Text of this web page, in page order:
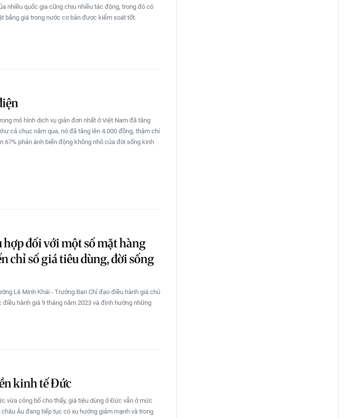
nhiều quốc gia cũng chịu nhiều tác động, trong đó có
bằng giá trong nước cơ bản được kiểm soát tốt.
mô hình dịch vụ giản đơn nhất ở Việt Nam đã tăng
cả chục năm qua, nó đã tăng lên 4.000 đồng, thậm chí
67% phản ánh biến động không nhỏ của đời sống kinh
đối với một số mặt hàng
chỉ số giá tiêu dùng, đời sống
Lê Minh Khái - Trưởng Ban Chỉ đạo điều hành giá chủ
hành giá 9 tháng năm 2023 và định hướng những
kinh tế Đức
vừa công bố cho thấy, giá tiêu dùng ở Đức vẫn ở mức
Âu đang tiếp tục có xu hướng giảm mạnh và trong